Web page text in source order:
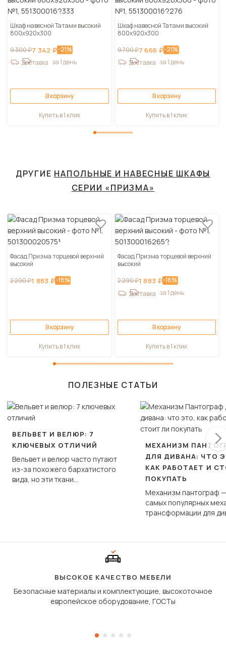
Шкаф навесной Татами высокий
800х920х300
9 300 ₽7 342 ₽-21%
Доставка за 1 день
В корзину
Купить в 1 клик
Шкаф навесной Татами высокий
800х920х300
9 700 ₽7 666 ₽-21%
Доставка за 1 день
В корзину
Купить в 1 клик
ДРУГИЕ НАПОЛЬНЫЕ И НАВЕСНЫЕ ШКАФЫ
СЕРИИ «ПРИЗМА»
Фасад Призма торцевой верхний
высокий
2 290 ₽1 883 ₽-18%
В корзину
Купить в 1 клик
Фасад Призма торцевой верхний
высокий
2 290 ₽1 883 ₽-18%
Доставка за 1 день
В корзину
Купить в 1 клик
ПОЛЕЗНЫЕ СТАТЬИ
ВЕЛЬВЕТ И ВЕЛЮР: 7
КЛЮЧЕВЫХ ОТЛИЧИЙ
Вельвет и велюр часто путают
из-за похожего бархатистого
вида, но эти ткани
МЕХАНИЗМ
ДЛЯ ДИВАНА: ЧТО
КАК РАБОТАЕТ И
ПОКУПАТЬ
Механизм пантограф
самых популярных
трансформации для
сиденье не
дугообразной
ВЫСОКОЕ КАЧЕСТВО МЕБЕЛИ
Безопасные материалы и комплектующие, высокоточное
европейское оборудование, ГОСТы